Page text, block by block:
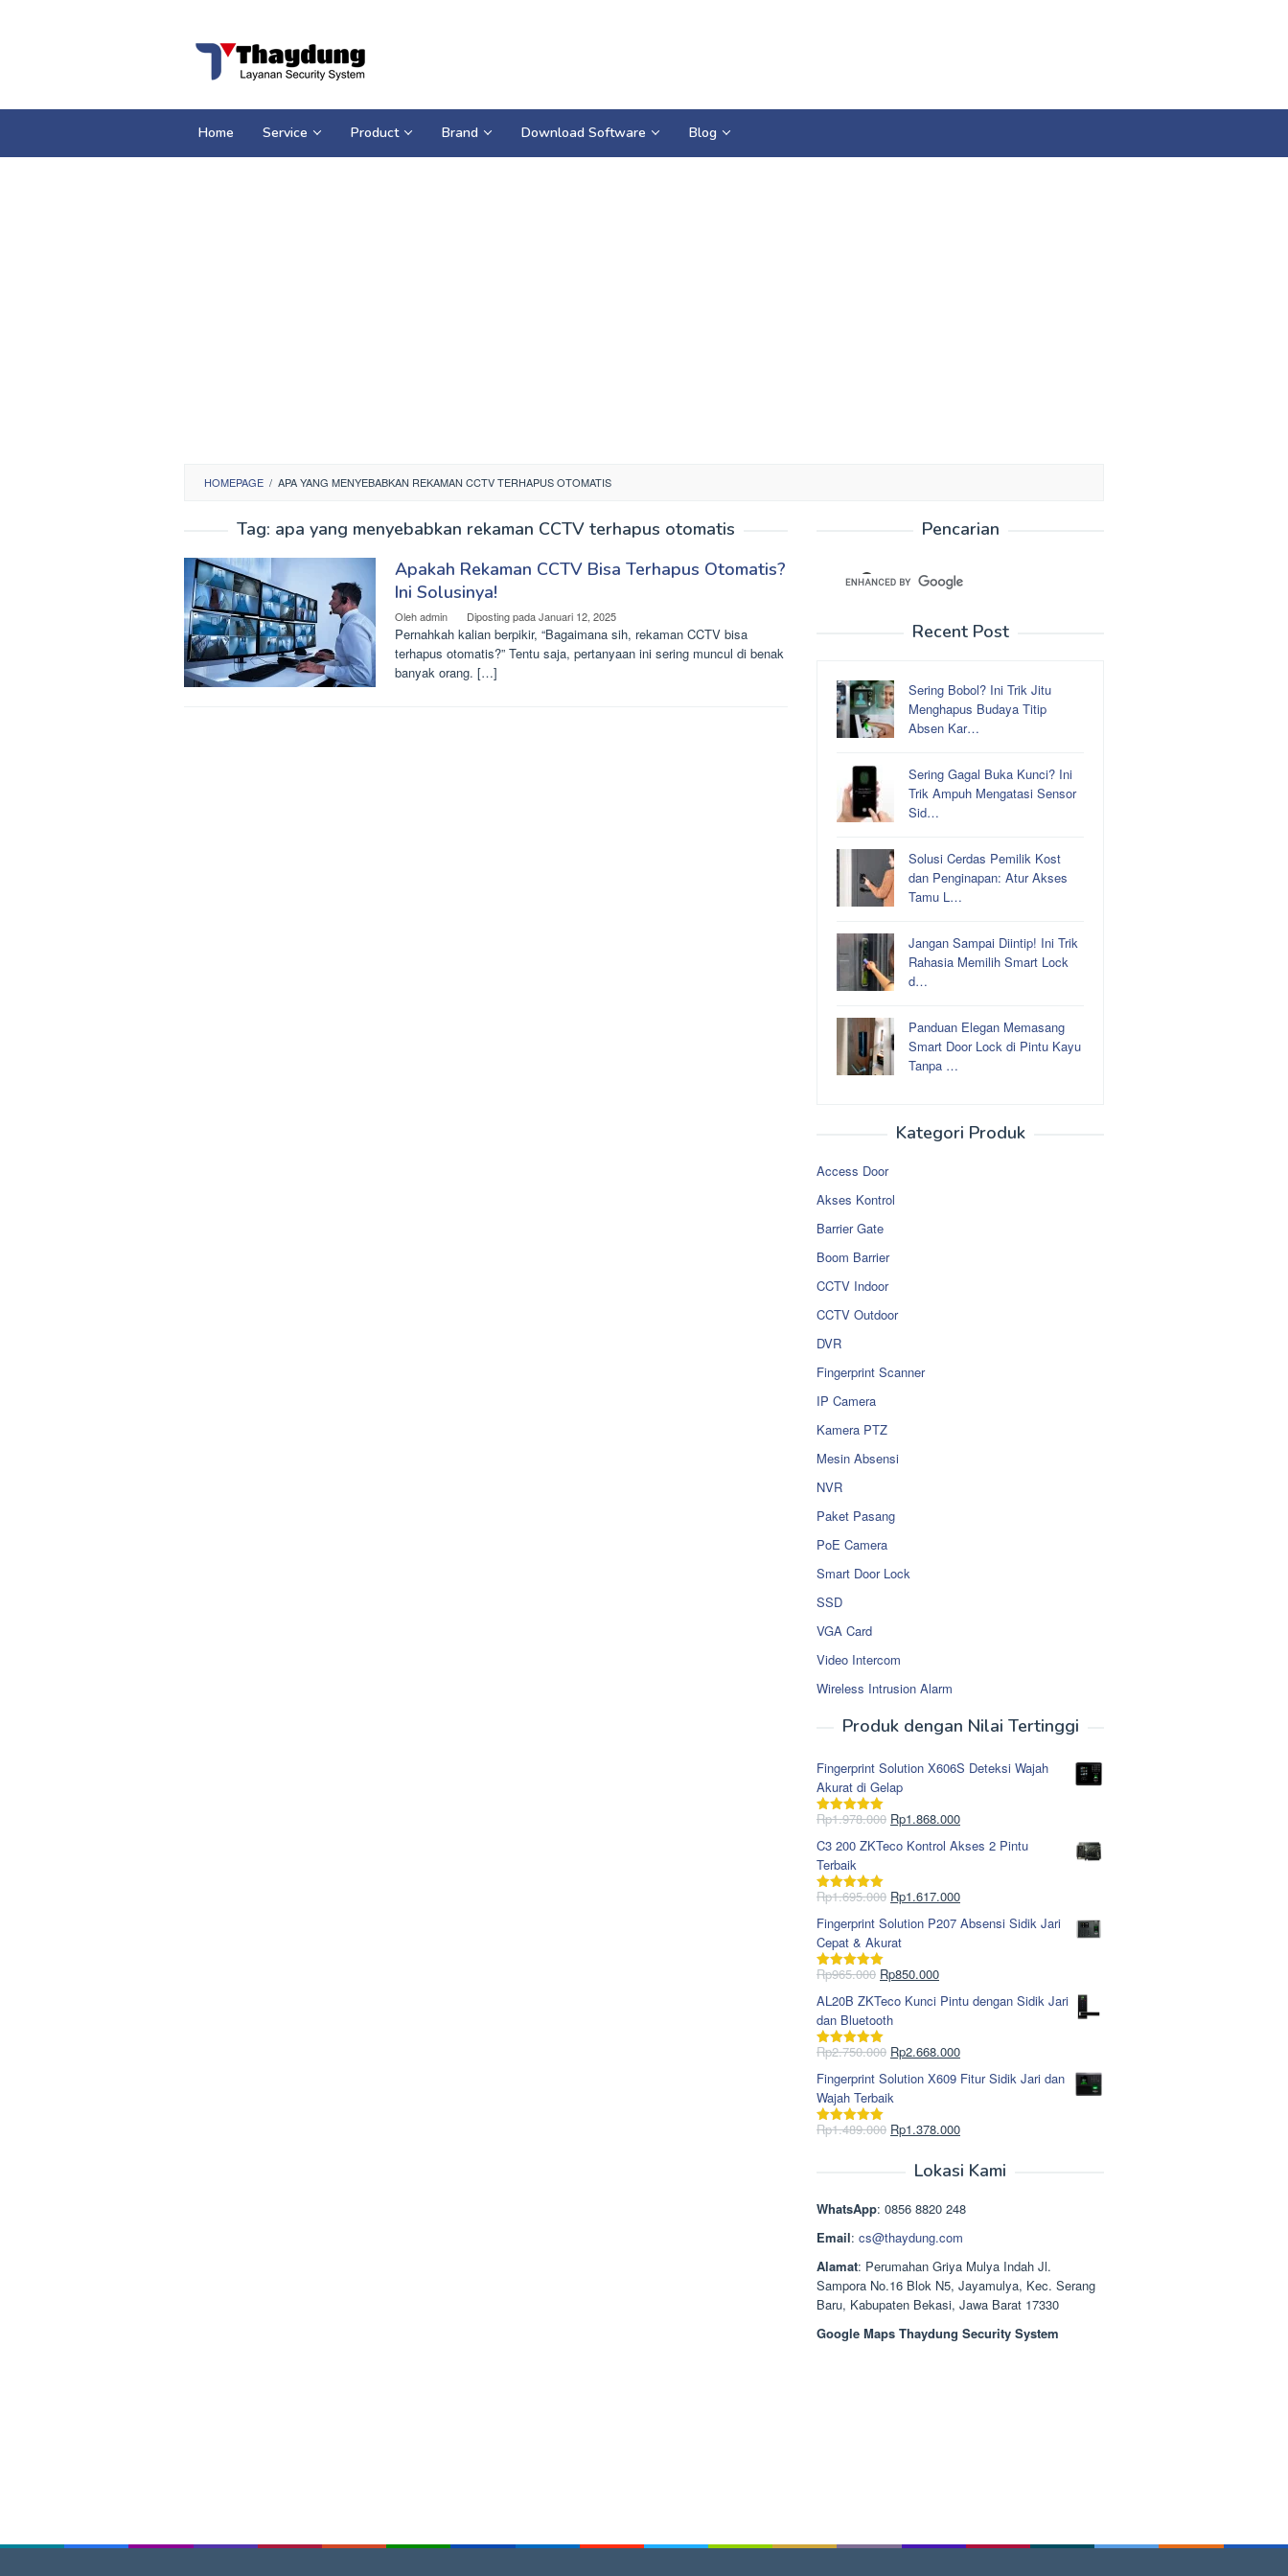
Home Service Product Brand Download Software Blog
HOMEPAGE / APA YANG MENYEBABKAN REKAMAN CCTV TERHAPUS OTOMATIS
Tag: apa yang menyebabkan rekaman CCTV terhapus otomatis
Apakah Rekaman CCTV Bisa Terhapus Otomatis?
Ini Solusinya!
Olehadmin Diposting padaJanuari 12, 2025
Pernahkah kalian berpikir, “Bagaimana sih, rekaman CCTV bisa
terhapus otomatis?” Tentu saja, pertanyaan ini sering muncul di benak
banyak orang. […]
Pencarian
Recent Post
Sering Bobol? Ini Trik Jitu
Menghapus Budaya Titip
Absen Kar…
Sering Gagal Buka Kunci? Ini
Trik Ampuh Mengatasi Sensor
Sid…
Solusi Cerdas Pemilik Kost
dan Penginapan: Atur Akses
Tamu L…
Jangan Sampai Diintip! Ini Trik
Rahasia Memilih Smart Lock
d…
Panduan Elegan Memasang
Smart Door Lock di Pintu Kayu
Tanpa …
Kategori Produk
Access Door
Akses Kontrol
Barrier Gate
Boom Barrier
CCTV Indoor
CCTV Outdoor
DVR
Fingerprint Scanner
IP Camera
Kamera PTZ
Mesin Absensi
NVR
Paket Pasang
PoE Camera
Smart Door Lock
SSD
VGA Card
Video Intercom
Wireless Intrusion Alarm
Produk dengan Nilai Tertinggi
Fingerprint Solution X606S Deteksi Wajah
Akurat di Gelap
Dinilai5.00
Rp1.978.000 Harga
aslinya
adalah:
Rp1.868.000Harga
saat
ini
Rp1.868.000.
C3 200 ZKTeco Kontrol Akses 2 Pintu
Terbaik
Dinilai5.00
Rp1.695.000 Harga
aslinya
adalah:
Rp1.695.000.
Rp1.617.000Harga
saat
ini
Fingerprint Solution P207 Absensi Sidik Jari
Cepat & Akurat
Dinilai5.00
Rp965.000 Harga
aslinya
adalah:
Rp965.000.
Rp850.000Harga
saat
ini
Rp850.000.
AL20B ZKTeco Kunci Pintu dengan Sidik Jari
dan Bluetooth
Dinilai5.00
Rp2.750.000 Harga
aslinya
adalah:
Rp2.750.000.
Rp2.668.000Harga
saat
ini
Rp2.668.000.
Fingerprint Solution X609 Fitur Sidik Jari dan
Wajah Terbaik
Dinilai5.00
Rp1.489.000 Harga
adalah:
Rp1.378.000Harga
ini
Rp1.378.000.
Lokasi Kami
WhatsApp: 0856 8820 248
Email: cs@thaydung.com
Alamat: Perumahan Griya Mulya Indah Jl.
Sampora No.16 Blok N5, Jayamulya, Kec. Serang
Baru, Kabupaten Bekasi, Jawa Barat 17330
Google Maps Thaydung Security System